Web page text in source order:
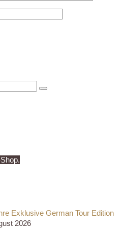
Exklusive German Tour Edition
2026